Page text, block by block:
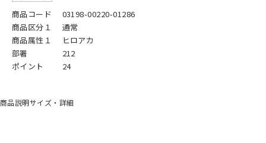
商品コード
03198-00220-01286
商品区分１
通常
商品属性１
ヒロアカ
部署
212
ポイント
24
商品説明サイズ・詳細